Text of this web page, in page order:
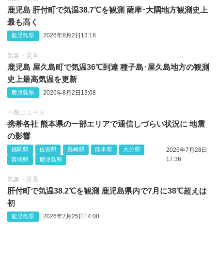
鹿児島 肝付町で気温38.7℃を観測 薩摩･大隅地方観測史上
最も高く
鹿児島県 2026年8月2日13:18
気象・災害
鹿児島 屋久島町で気温36℃到達 種子島･屋久島地方の観測
史上最高気温を更新
鹿児島県 2026年8月2日13:08
一般ニュース
携帯各社 熊本県の一部エリアで通信しづらい状況に 地震
の影響
福岡県 佐賀県 長崎県 熊本県
大分県
宮崎県
鹿児島県
2026年7月28日
17:36
気象・災害
肝付町で気温38.2℃を観測 鹿児島県内で7月に38℃超えは
初
鹿児島県 2026年7月25日14:00